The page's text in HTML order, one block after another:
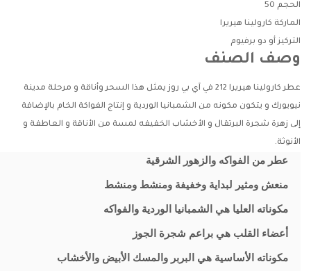
الحجم 50
الماركة كارولينا هيريرا
التركيز أو دو برفيوم
وصف الصنف
عطر كارولينا هيريرا 212 في آي بي روز يمثل هذا السحر وأناقة و مرحلة مدينة
نيويورك و يتكون مكونه من الشمبانيا الوردية و إنتاج الفواكة الخام بالإضافة
إلى زهرة شجرة البرتقال و الأخشاب الخفيفه لمسة من الأناقة و العاطفة و
الأنوثة.
عطر من الفواكه والزهور الشرقية
منعش ومثير لبداية وخفيفة ومنشط ومنشط
مكوناته العليا هي الشمبانيا الوردية والفواكه
أعضاء القلب هي براعم شجرة الجوز
مكوناته الأساسية هي البربر والمسك الأبيض والأخشاب